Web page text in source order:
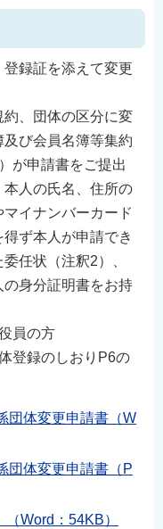
録証を添えて変更
、団体の区分に変
び会員名簿等集約
が申請書をご提出
本人の氏名、住所の
イナンバーカード
ず本人が申請でき
任状（注釈2）、
身分証明書をお持
員の方
登録のしおりP6の
団体変更申請書（W
団体変更申請書（P
Word：54KB）